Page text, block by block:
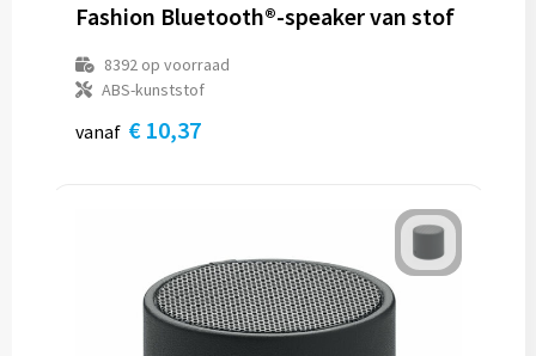
Fashion Bluetooth®-speaker van stof
8392op voorraad
ABS-kunststof
vanaf € 10,37